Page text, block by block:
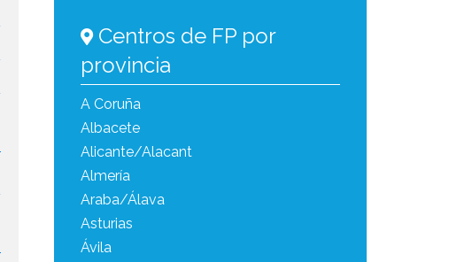
Centros de FP por
provincia
A Coruña
Albacete
Alicante/Alacant
Almería
Araba/Álava
Asturias
Ávila